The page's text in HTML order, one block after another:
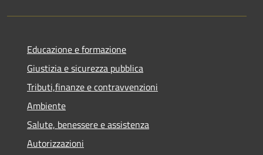
Educazione e formazione
Giustizia e sicurezza pubblica
Tributi,finanze e contravvenzioni
Ambiente
Salute, benessere e assistenza
Autorizzazioni